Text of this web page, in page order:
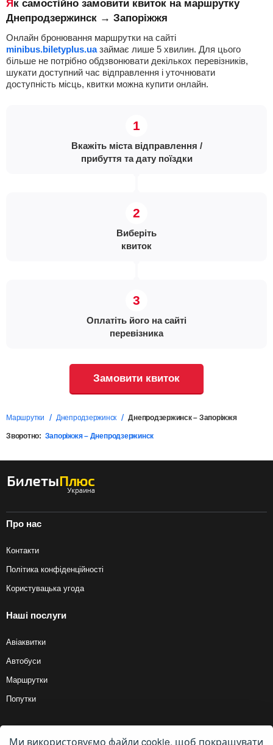
Як самостійно замовити квиток на маршрутку
Днепродзержинск → Запоріжжя
Онлайн бронювання маршрутки на сайті
minibus.biletyplus.uaзаймає лише 5 хвилин. Для цього
більше не потрібно обдзвонювати декількох перевізників,
шукати доступний час відправлення і уточнювати
доступність місць, квитки можна купити онлайн.
Вкажіть міста відправлення /
прибуття та дату поїздки
Виберіть
квиток
Оплатіть його на сайті
перевізника
Замовити квиток
Маршрутки Днепродзержинск Днепродзержинск – Запоріжжя
Зворотно: Запоріжжя – Днепродзержинск
Про нас
Контакти
Політика конфіденційності
Користувацька угода
Наші послуги
Авіаквитки
Автобуси
Маршрутки
Попутки
© 2012 — 2026, Biletyplus, ООО «Инновэйтив Трэвел Текнолоджиз». Усі
Ми використовуємо файли cookie, щоб покращувати